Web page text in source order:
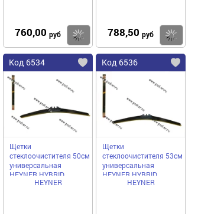
760,00 руб Купить
788,50 руб
Код 6534
Щетки
стеклоочистителя 50см
универсальная
HEYNER HYBRID
гибриднаяHEYNER
Код 6536
Щетки
стеклоочистителя 53см
универсальная
HEYNER HYBRID
гибриднаяHEYNER